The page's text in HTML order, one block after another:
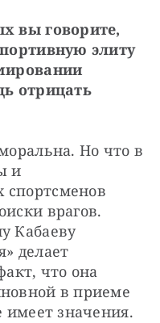
вы говорите,
элиту
отрицать
Но что в
и
врагов.
Кабаеву
делает
что она
в приеме
имеет значения.